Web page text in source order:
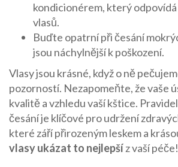
kondicionérem, který
vlasů.
Buďte opatrní při česání
jsou náchylnější k poškození.
Vlasy jsou krásné, když o ně
pozorností. Nezapomeňte, že vaše
kvalitě a vzhledu vaší kštice.
česání je klíčové pro udržení
které září přirozeným leskem a
vlasy ukázat to nejlepšíz vaší péče!